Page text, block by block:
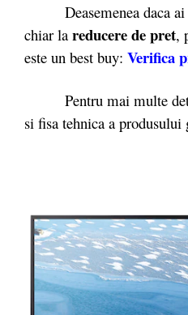
Deasemenea daca ai
chiar la reducere de pret,
este un best buy: Verifica
Pentru mai multe
si fisa tehnica a